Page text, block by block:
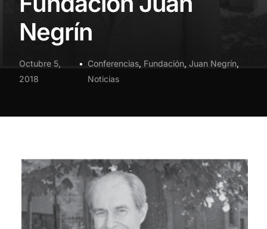
Negrín
Octubre 5,
2018
Conferencias, Fundación, Juan Negrín,
Noticias